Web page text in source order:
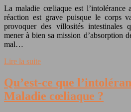
La maladie cœliaque est l’intolérance
réaction est grave puisque le corps
provoquer des villosités intestinales
mener à bien sa mission d’absorption
mal…
Lire la suite
Qu’est-ce que
Maladie cœliaque ?